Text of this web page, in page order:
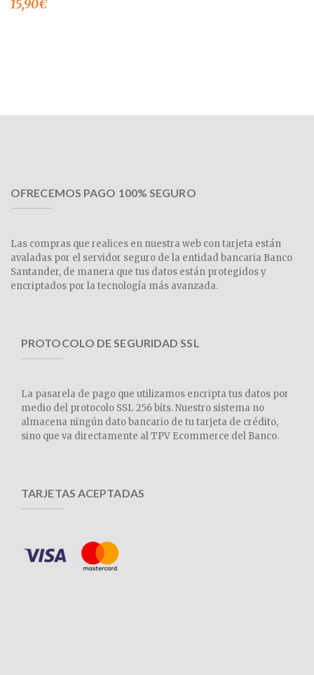
15,90€
OFRECEMOS PAGO 100% SEGURO
Las compras que realices en nuestra web con tarjeta están
avaladas por el servidor seguro de la entidad bancaria Banco
Santander, de manera que tus datos están protegidos y
encriptados por la tecnología más avanzada.
PROTOCOLO DE SEGURIDAD SSL
La pasarela de pago que utilizamos encripta tus datos por
medio del protocolo SSL 256 bits. Nuestro sistema no
almacena ningún dato bancario de tu tarjeta de crédito,
sino que va directamente al TPV Ecommerce del Banco.
TARJETAS ACEPTADAS